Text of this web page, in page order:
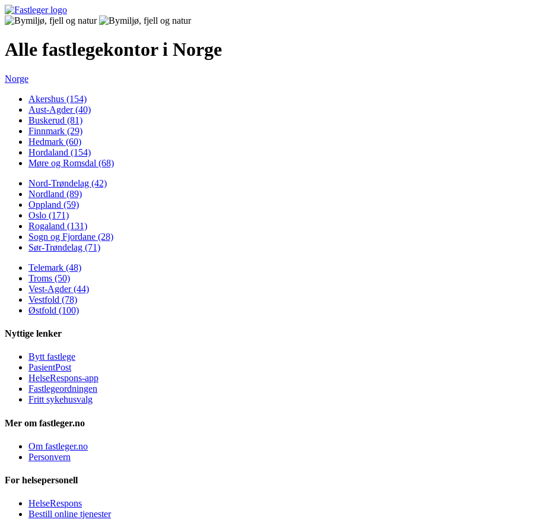
Alle fastlegekontor i Norge
Norge
Akershus (154)
Aust-Agder (40)
Buskerud (81)
Finnmark (29)
Hedmark (60)
Hordaland (154)
Møre og Romsdal (68)
Nord-Trøndelag (42)
Nordland (89)
Oppland (59)
Oslo (171)
Rogaland (131)
Sogn og Fjordane (28)
Sør-Trøndelag (71)
Telemark (48)
Troms (50)
Vest-Agder (44)
Vestfold (78)
Østfold (100)
Nyttige lenker
Bytt fastlege
PasientPost
HelseRespons-app
Fastlegeordningen
Fritt sykehusvalg
Mer om fastleger.no
Om fastleger.no
Personvern
For helsepersonell
HelseRespons
Bestill online tjenester